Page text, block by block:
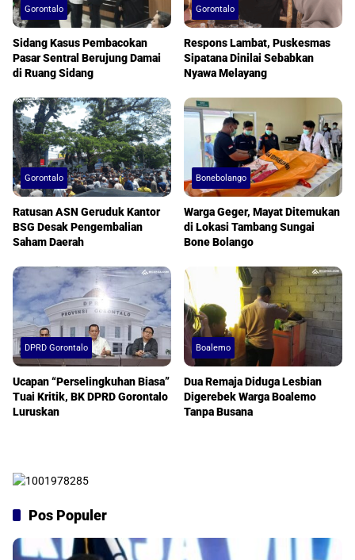
Gorontalo
Sidang Kasus Pembacokan
Pasar Sentral Berujung Damai
di Ruang Sidang
Gorontalo
Respons Lambat, Puskesmas
Sipatana Dinilai Sebabkan
Nyawa Melayang
Gorontalo
Ratusan ASN Geruduk Kantor
BSG Desak Pengembalian
Saham Daerah
Bonebolango
Warga Geger, Mayat Ditemukan
di Lokasi Tambang Sungai
Bone Bolango
DPRD Gorontalo
Ucapan “Perselingkuhan Biasa”
Tuai Kritik, BK DPRD Gorontalo
Luruskan
Boalemo
Dua Remaja Diduga Lesbian
Digerebek Warga Boalemo
Tanpa Busana
Pos Populer